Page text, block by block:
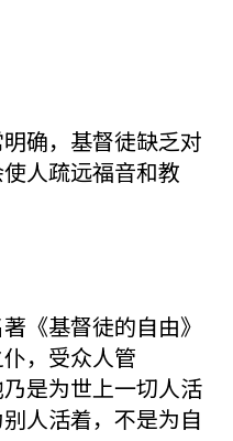
确，基督徒缺乏对
人疏远福音和教
《基督徒的自由》
，受众人管
是为世上一切人活
人活着，不是为自